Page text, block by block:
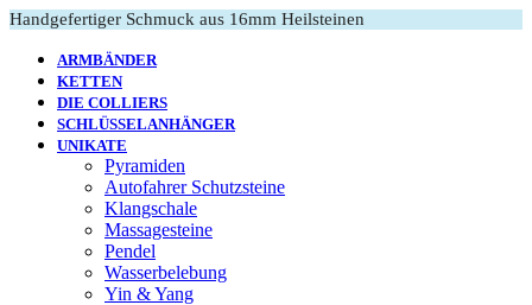
Handgefertiger Schmuck aus 16mm Heilsteinen
ARMBÄNDER
KETTEN
DIE COLLIERS
SCHLÜSSELANHÄNGER
UNIKATE
Pyramiden
Autofahrer Schutzsteine
Klangschale
Massagesteine
Pendel
Wasserbelebung
Yin & Yang